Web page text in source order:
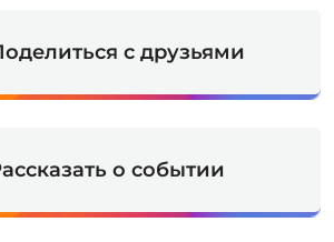
с друзьями
о событии